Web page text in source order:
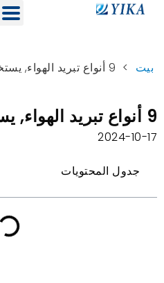
بيت > 9 أنواع تبريد الهواء, يستخدم & المزايا
9 أنواع تبريد الهواء, يستخدم & المزايا
2024-10-17
جدول المحتويات